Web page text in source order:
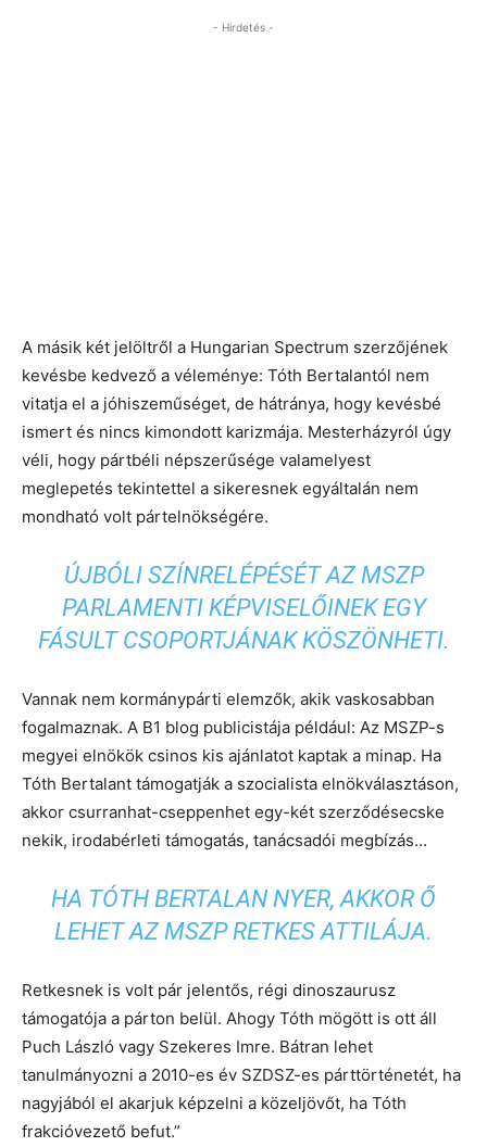
- Hirdetés -
A másik két jelöltről a Hungarian Spectrum szerzőjének
kevésbe kedvező a véleménye: Tóth Bertalantól nem
vitatja el a jóhiszeműséget, de hátránya, hogy kevésbé
ismert és nincs kimondott karizmája. Mesterházyról úgy
véli, hogy pártbéli népszerűsége valamelyest
meglepetés tekintettel a sikeresnek egyáltalán nem
mondható volt pártelnökségére.
ÚJBÓLI SZÍNRELÉPÉSÉT AZ MSZP
PARLAMENTI KÉPVISELŐINEK EGY
FÁSULT CSOPORTJÁNAK KÖSZÖNHETI.
Vannak nem kormánypárti elemzők, akik vaskosabban
fogalmaznak. A B1 blog publicistája például: Az MSZP-s
megyei elnökök csinos kis ajánlatot kaptak a minap. Ha
Tóth Bertalant támogatják a szocialista elnökválasztáson,
akkor csurranhat-cseppenhet egy-két szerződésecske
nekik, irodabérleti támogatás, tanácsadói megbízás…
HA TÓTH BERTALAN NYER, AKKOR Ő
LEHET AZ MSZP RETKES ATTILÁJA.
Retkesnek is volt pár jelentős, régi dinoszaurusz
támogatója a párton belül. Ahogy Tóth mögött is ott áll
Puch László vagy Szekeres Imre. Bátran lehet
tanulmányozni a 2010-es év SZDSZ-es párttörténetét, ha
nagyjából el akarjuk képzelni a közeljövőt, ha Tóth
frakcióvezető befut.”